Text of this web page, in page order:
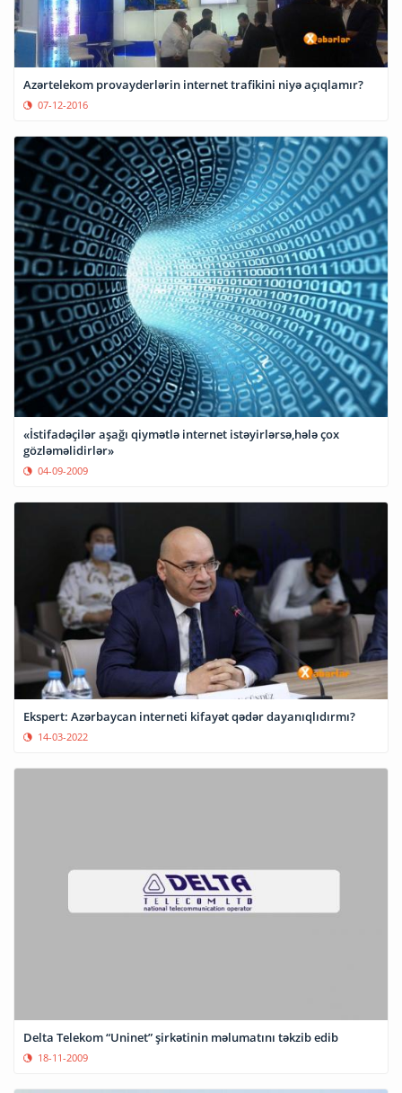
Azərtelekom provayderlərin internet trafikini niyə açıqlamır?
07-12-2016
«İstifadəçilər aşağı qiymətlə internet istəyirlərsə,hələ çox
gözləməlidirlər»
04-09-2009
Ekspert: Azərbaycan interneti kifayət qədər dayanıqlıdırmı?
14-03-2022
Delta Telekom “Uninet” şirkətinin məlumatını təkzib edib
18-11-2009